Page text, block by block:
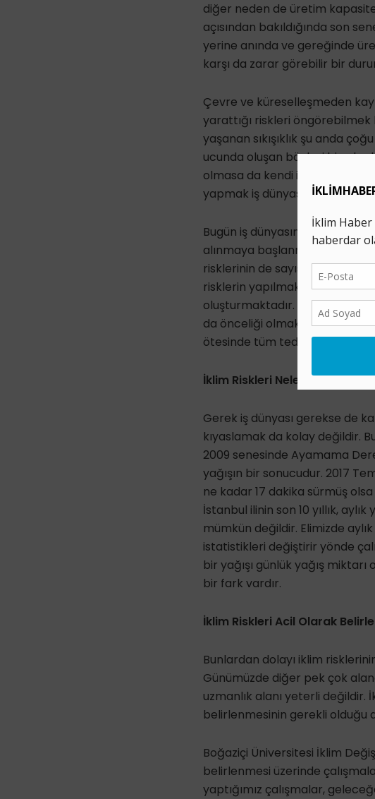
diğer neden de üretim
açısından bakıldığında son
yerine anında ve gereğinde
karşı da zarar görebilir bir
Çevre ve küreselleşmeden
yarattığı riskleri
yaşanan sıkışıklık şu anda
ucunda oluşan böylesi bir
olmasa da kendi işleriniz
yapmak iş dünyasının birincil
Bugün iş dünyasındaki el
alınmaya başlanmıştır.
risklerinin de
risklerin yapılmakta olan işin
oluşturmaktadır. Gene de her
da önceliği olmak zorundadır.
ötesinde tüm tedarik zincirini
İklim Riskleri Nelerdir?
Gerek iş dünyası gerekse de
kıyaslamak da kolay değildir.
2009 senesinde Ayamama
yağışın bir sonucudur. 2017
ne kadar 17 dakika sürmüş olsa
İstanbul ilinin son 10 yıllık,
mümkün değildir. Elimizde
istatistikleri değiştirir yönde
bir yağışı günlük yağış
bir fark vardır.
İklim Riskleri Acil Olarak
Bunlardan dolayı iklim
Günümüzde diğer pek çok
uzmanlık alanı yeterli değildir.
belirlenmesinin gerekli olduğu
Boğaziçi Üniversitesi İklim
belirlenmesi üzerinde
yaptığımız çalışmalar,